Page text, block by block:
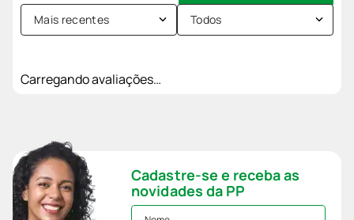
Mais recentes Todos
Carregando avaliações…
Cadastre-se e receba as
novidades da PP